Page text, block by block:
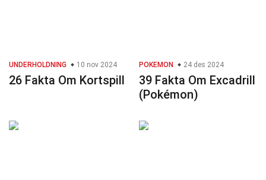
UNDERHOLDNING 10 nov 2024
26 Fakta Om Kortspill
POKEMON 24 des 2024
39 Fakta Om Excadrill
(Pokémon)